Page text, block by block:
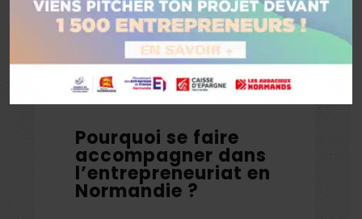
Normandie
Pourquoi se faire
accompagner dans
l’entrepreneuriat en
Normandie ?